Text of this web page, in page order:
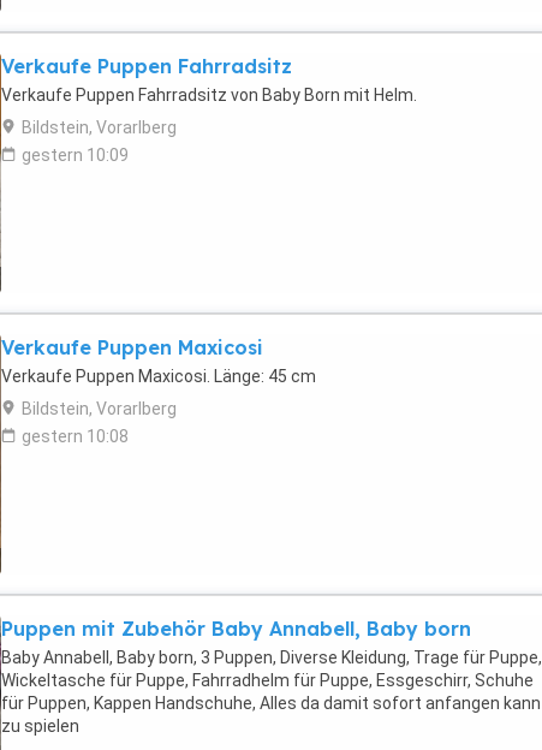
Verkaufe Puppen Fahrradsitz
Verkaufe Puppen Fahrradsitz von Baby Born mit Helm.
Bildstein, Vorarlberg
gestern 10:09
Verkaufe Puppen Maxicosi
Verkaufe Puppen Maxicosi. Länge: 45 cm
Bildstein, Vorarlberg
gestern 10:08
Puppen mit Zubehör Baby Annabell, Baby born
Baby Annabell, Baby born, 3 Puppen, Diverse Kleidung, Trage für Puppe,
Wickeltasche für Puppe, Fahrradhelm für Puppe, Essgeschirr, Schuhe
für Puppen, Kappen Handschuhe, Alles da damit sofort anfangen kann
zu spielen